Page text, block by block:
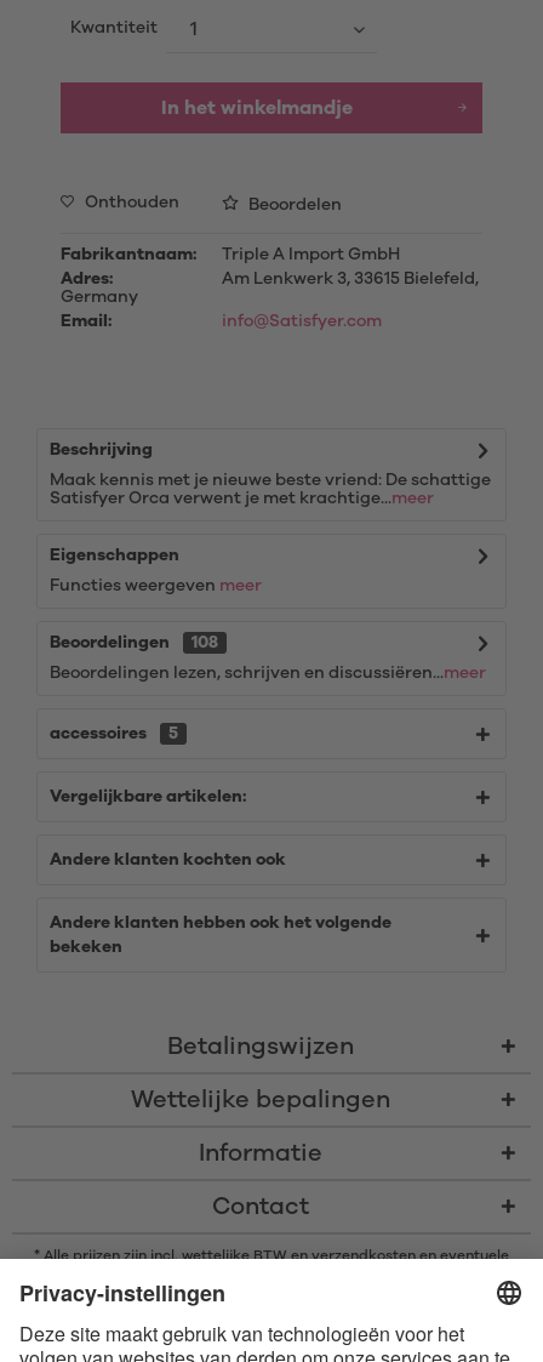
Kwantiteit
In het winkelmandje
Onthouden Beoordelen
Fabrikantnaam:
Triple A Import GmbH
Adres:
Am Lenkwerk 3, 33615 Bielefeld,
Germany
Email:
info@Satisfyer.com
Beschrijving
Maak kennis met je nieuwe beste vriend: De schattige
Satisfyer Orca verwent je met krachtige...meer
Eigenschappen
Functies weergeven meer
Beoordelingen
108
Beoordelingen lezen, schrijven en discussiëren...meer
accessoires 5
Vergelijkbare artikelen:
Andere klanten kochten ook
Andere klanten hebben ook het volgende
bekeken
Betalingswijzen
Wettelijke bepalingen
Informatie
Contact
* Alle prijzen zijn incl. wettelijke BTW en verzendkosten en eventuele
rembourskosten, indien niet anders beschreven
handelsmerken van Bluetooth SIG, Inc. en elk gebruik van dergelijke